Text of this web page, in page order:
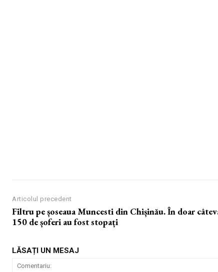
Articolul precedent
Filtru pe șoseaua Muncesti din Chișinău. În doar
150 de șoferi au fost stopați
LĂSAȚI UN MESAJ